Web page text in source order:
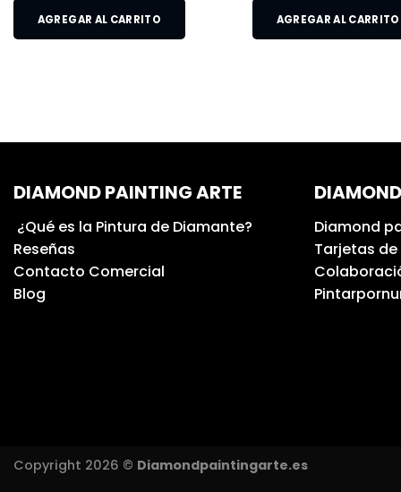
AGREGAR AL CARRITO AGREGAR AL CARRITO
DIAMOND PAINTING ARTE
¿Qué es la Pintura de Diamante?
Reseñas
Contacto Comercial
Blog
Diamond
Tarjetas de
Copyright 2026 © Diamondpaintingarte.es